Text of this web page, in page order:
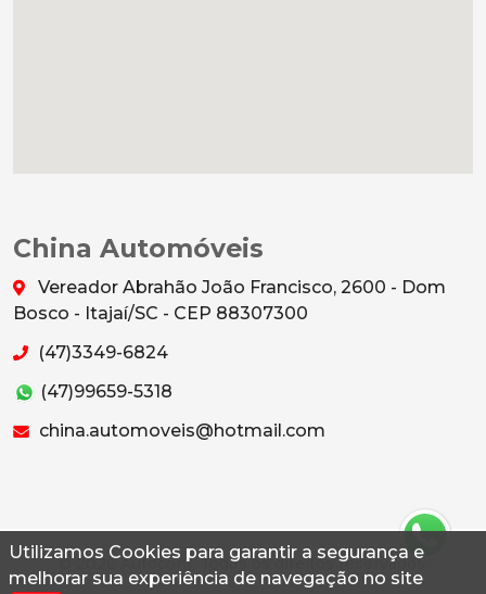
Utilizamos Cookies para garantir a segurança e
melhorar sua experiência de navegação no site
China Automóveis
Vereador Abrahão João Francisco, 2600 - Dom
Bosco - Itajaí/SC - CEP 88307300
(47)3349-6824
(47)99659-5318
china.automoveis@hotmail.com
© 2026 Autoconf. Todos os direitos reservados.